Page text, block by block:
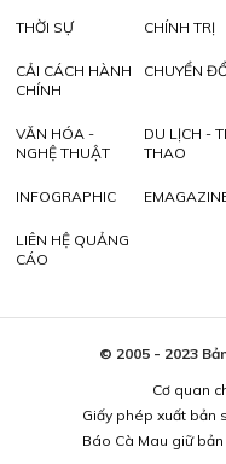
THỜI SỰ CHÍNH TRỊ
CẢI CÁCH HÀNH
CHÍNH
CHUYỂN
VĂN HÓA -
NGHỆ THUẬT
DU LỊCH -
THAO
INFOGRAPHIC
LIÊN HỆ QUẢNG
CÁO
© 2005 - 2023
Cơ quan
Giấy phép xuất bản
Báo Cà Mau giữ